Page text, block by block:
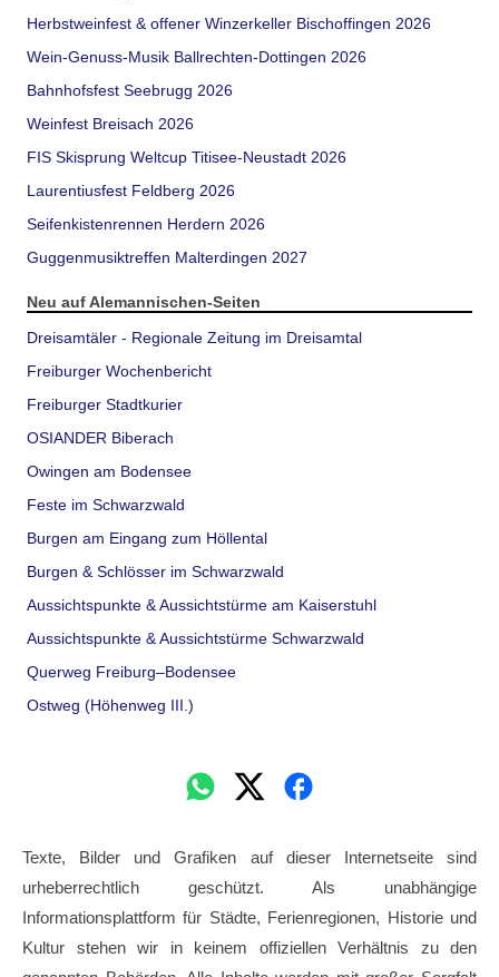
Herbstweinfest & offener Winzerkeller Bischoffingen 2026
Wein-Genuss-Musik Ballrechten-Dottingen 2026
Bahnhofsfest Seebrugg 2026
Weinfest Breisach 2026
FIS Skisprung Weltcup Titisee-Neustadt 2026
Laurentiusfest Feldberg 2026
Seifenkistenrennen Herdern 2026
Guggenmusiktreffen Malterdingen 2027
Neu auf Alemannischen-Seiten
Dreisamtäler - Regionale Zeitung im Dreisamtal
Freiburger Wochenbericht
Freiburger Stadtkurier
OSIANDER Biberach
Owingen am Bodensee
Feste im Schwarzwald
Burgen am Eingang zum Höllental
Burgen & Schlösser im Schwarzwald
Aussichtspunkte & Aussichtstürme am Kaiserstuhl
Aussichtspunkte & Aussichtstürme Schwarzwald
Querweg Freiburg–Bodensee
Ostweg (Höhenweg III.)
Texte, Bilder und Grafiken auf dieser Internetseite sind
urheberrechtlich geschützt. Als unabhängige
Informationsplattform für Städte, Ferienregionen, Historie und
Kultur stehen wir in keinem offiziellen Verhältnis zu den